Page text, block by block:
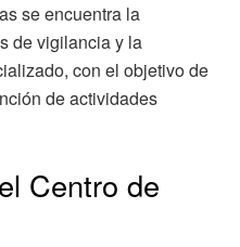
se encuentra la
de vigilancia y la
con el objetivo de
de actividades
Centro de